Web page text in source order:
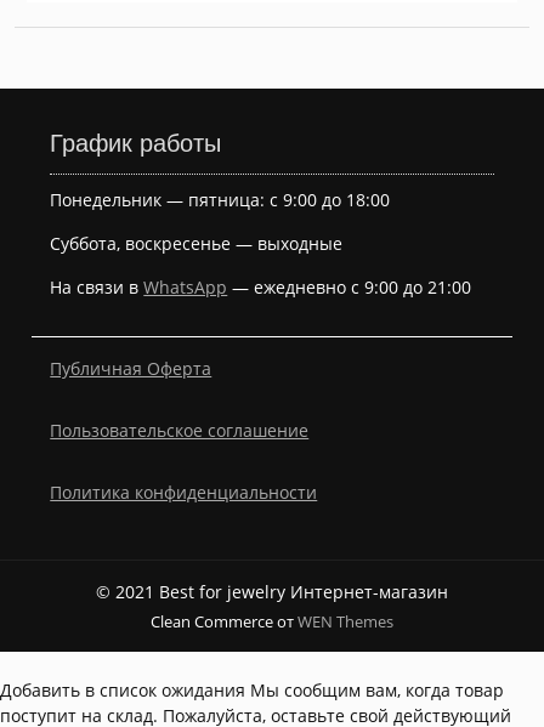
График работы
Понедельник — пятница: с 9:00 до 18:00
Суббота, воскресенье — выходные
На связи вWhatsApp — ежедневно с 9:00 до 21:00
Публичная Оферта
Пользовательское соглашение
Политика конфиденциальности
© 2021 Best for jewelry Интернет-магазин
Clean Commerce отWEN Themes
Добавить в список ожидания Мы сообщим вам, когда товар
поступит на склад. Пожалуйста, оставьте свой действующий